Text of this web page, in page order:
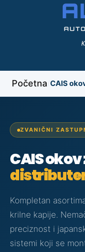
Početna CAIS
ZVANIČNI
CAIS
Kompletan
krilne kapije.
preciznost i
sistemi koji se